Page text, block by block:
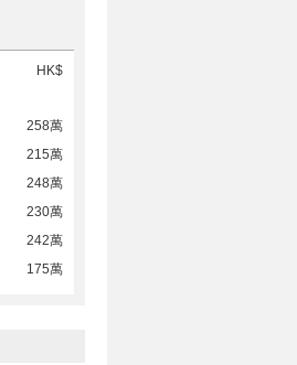
HK$
258萬
215萬
248萬
230萬
242萬
175萬